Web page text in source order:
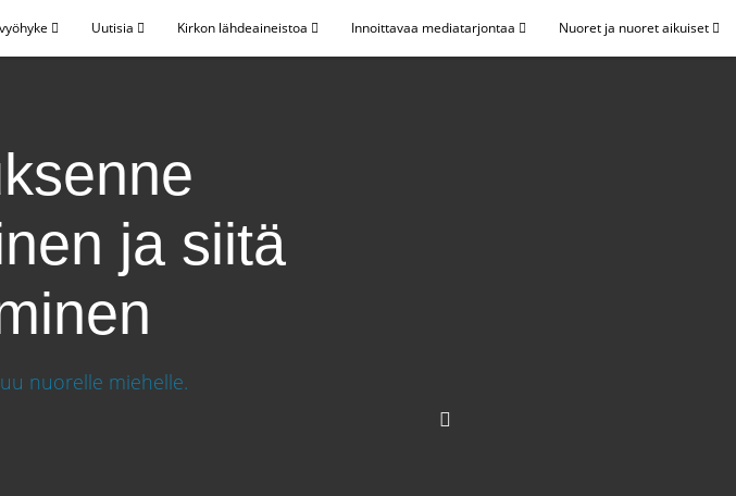
Uutisia Kirkon lähdeaineistoa Innoittavaa mediatarjontaa Nuoret ja nuoret aikuiset
ja siitä